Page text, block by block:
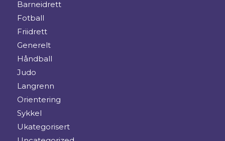
Barneidrett
Fotball
Friidrett
Generelt
Håndball
Judo
Langrenn
Orientering
Sykkel
Ukategorisert